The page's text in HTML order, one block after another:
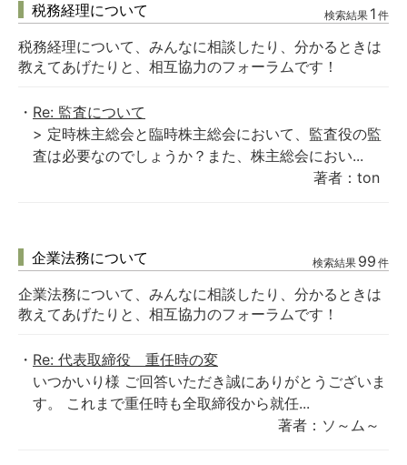
税務経理について 検索結果 1 件
税務経理について、みんなに相談したり、分かるときは
教えてあげたりと、相互協力のフォーラムです！
Re: 監査について
> 定時株主総会と臨時株主総会において、監査役の監
査は必要なのでしょうか？また、株主総会におい...
著者：ton
企業法務について 検索結果 99 件
企業法務について、みんなに相談したり、分かるときは
教えてあげたりと、相互協力のフォーラムです！
Re: 代表取締役 重任時の変
いつかいり様 ご回答いただき誠にありがとうございま
す。 これまで重任時も全取締役から就任...
著者：ソ～ム～